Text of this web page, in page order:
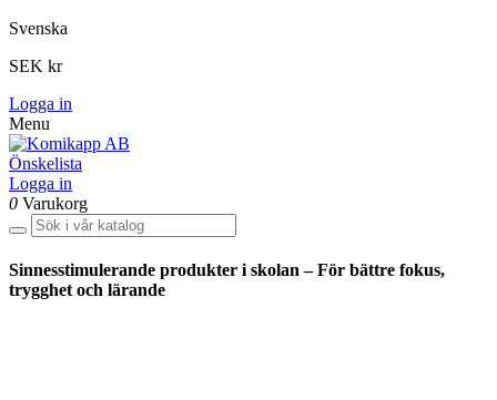
Svenska
SEK kr
Logga in
Menu
Önskelista
Logga in
0 Varukorg
Sinnesstimulerande produkter i skolan – För bättre fokus,
trygghet och lärande